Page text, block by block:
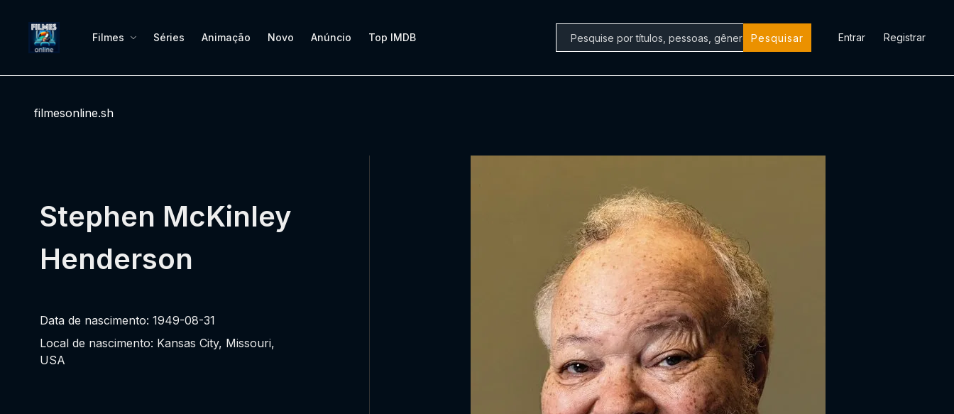
Filmes Séries Animação Novo Anúncio Top IMDB Pesquisar Entrar Registrar
filmesonline.sh
Stephen McKinley
Henderson
Data de nascimento: 1949-08-31
Local de nascimento: Kansas City, Missouri,
USA